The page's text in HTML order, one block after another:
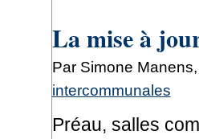
La mise à
Par Simone
intercommunales
Préau, salles